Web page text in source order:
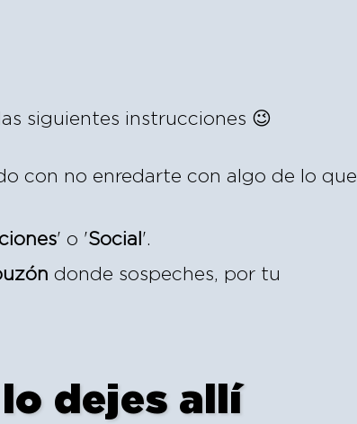
siguientes instrucciones 😉
con no enredarte con algo de lo que
' o 'Social '.
donde sospeches, por tu
dejes allí